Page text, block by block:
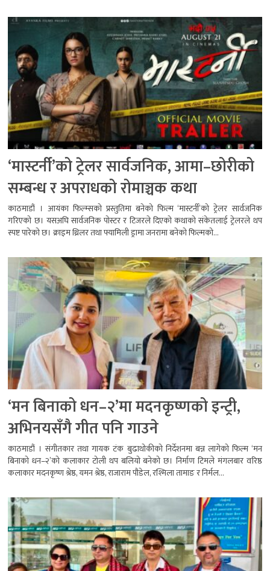
‘मास्टर्नी’को ट्रेलर सार्वजनिक, आमा–छोरीको
सम्बन्ध र अपराधको रोमाञ्चक कथा
काठमाडौं । आयंका फिल्म्सको प्रस्तुतिमा बनेको फिल्म ‘मास्टर्नी’को ट्रेलर सार्वजनिक
गरिएको छ। यसअघि सार्वजनिक पोस्टर र टिजरले दिएको कथाको संकेतलाई ट्रेलरले थप
स्पष्ट पारेको छ। क्राइम थ्रिलर तथा फ्यामिली ड्रामा जनरामा बनेको फिल्मको...
‘मन बिनाको धन–२’मा मदनकृष्णको इन्ट्री,
अभिनयसँगै गीत पनि गाउने
काठमाडौं । संगीतकार तथा गायक टंक बुढाथोकीको निर्देशनमा बन्न लागेको फिल्म ‘मन
बिनाको धन–२’को कलाकार टोली थप बलियो बनेको छ। निर्माण टिमले मंगलबार वरिष्ठ
कलाकार मदनकृष्ण श्रेष्ठ, यमन श्रेष्ठ, राजाराम पौडेल, रश्मिला तामाङ र निर्मल...